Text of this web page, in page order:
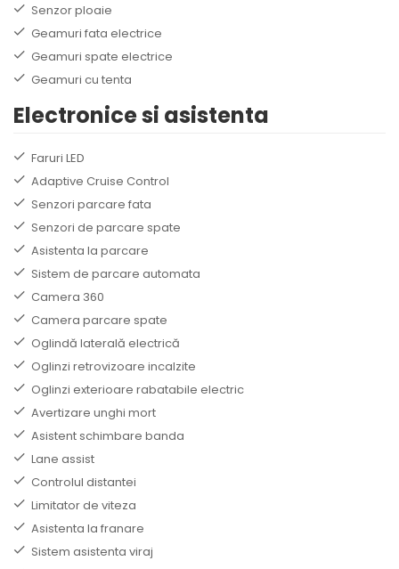
Senzor ploaie
Geamuri fata electrice
Geamuri spate electrice
Geamuri cu tenta
Electronice si asistenta
Faruri LED
Adaptive Cruise Control
Senzori parcare fata
Senzori de parcare spate
Asistenta la parcare
Sistem de parcare automata
Camera 360
Camera parcare spate
Oglindă laterală electrică
Oglinzi retrovizoare incalzite
Oglinzi exterioare rabatabile electric
Avertizare unghi mort
Asistent schimbare banda
Lane assist
Controlul distantei
Limitator de viteza
Asistenta la franare
Sistem asistenta viraj